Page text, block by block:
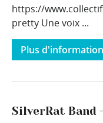
https://
pretty Une voix ...
Plus
SilverRat Band